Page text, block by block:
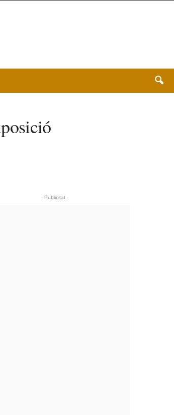
- Publicitat -